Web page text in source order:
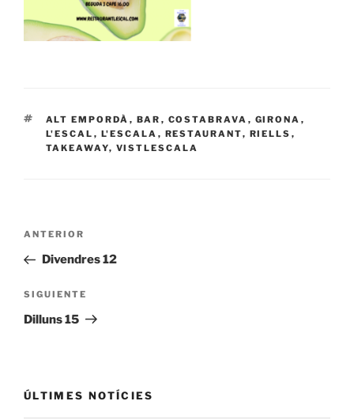
ETIQUETAS
ALT EMPORDÀ , BAR , COSTABRAVA , GIRONA ,
L'ESCAL , L'ESCALA , RESTAURANT, RIELLS ,
TAKEAWAY, VISTLESCALA
Navegación
entradas
Entrada
anterior:
ANTERIOR
Divendres 12
Siguiente
entrada
SIGUIENTE
Dilluns 15
ÚLTIMES NOTÍCIES